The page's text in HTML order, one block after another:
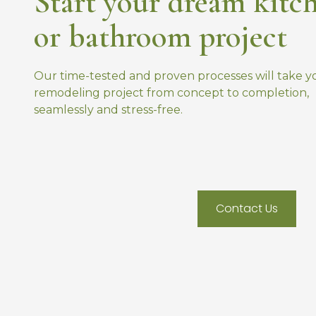
or bathroom project
Our time-tested and proven processes will take
remodeling project from concept to completion,
seamlessly and stress-free.
Contact Us